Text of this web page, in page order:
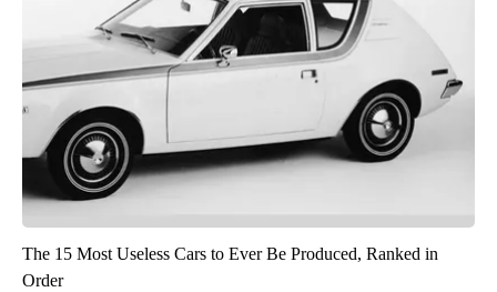
The 15 Most Useless Cars to Ever Be Produced, Ranked in
Order